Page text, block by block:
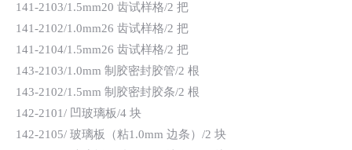
141-2103/1.5mm20 齿试样格/2 把
141-2102/1.0mm26 齿试样格/2 把
141-2104/1.5mm26 齿试样格/2 把
143-2103/1.0mm 制胶密封胶管/2 根
143-2102/1.5mm 制胶密封胶条/2 根
142-2101/ 凹玻璃板/4 块
142-2105/ 玻璃板（粘1.0mm 边条）/2 块